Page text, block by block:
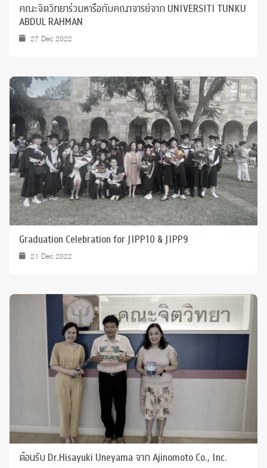
คณะจิตวิทยาร่วมหารือกับคณาจารย์จาก UNIVERSITI TUNKU
ABDUL RAHMAN
27 Dec 2022
Graduation Celebration for JIPP10 & JIPP9
21 Dec 2022
ต้อนรับ Dr.Hisayuki Uneyama จาก Ajinomoto Co., Inc.